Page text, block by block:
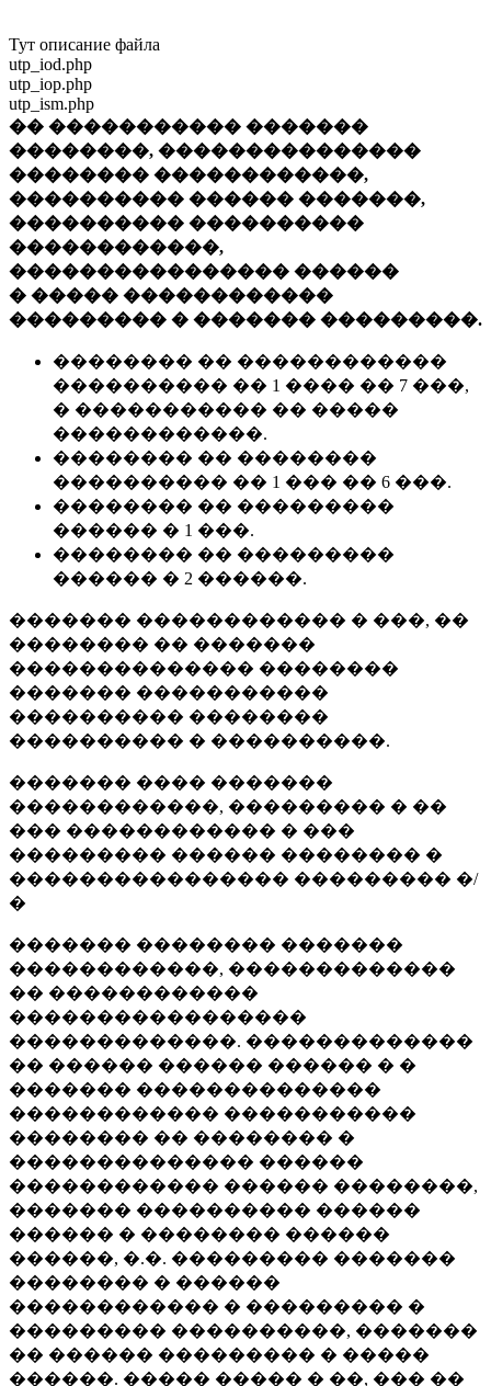
Тут описание файла
utp_iod.php
utp_iop.php
utp_ism.php
�� ����������� �������
��������, ���������������
�������� ������������,
���������� ������ �������,
���������� ����������
������������,
���������������� ������
� ����� ������������
��������� � ������� ���������.
�������� �� ������������
���������� �� 1 ���� �� 7 ���,
� ����������� �� �����
������������.
�������� �� ��������
���������� �� 1 ��� �� 6 ���.
�������� �� ���������
������ � 1 ���.
�������� �� ���������
������ � 2 ������.
������� ������������ � ���, ��
�������� �� �������
�������������� ��������
������� �����������
���������� ��������
���������� � ����������.
������� ���� �������
������������, ��������� � ��
��� ������������ � ���
��������� ������ �������� �
���������������� ��������� �/
�
������� �������� �������
������������, �������������
�� ������������
�����������������
�������������. �������������
�� ������ ������ ������ � �
������� ��������������
������������ �����������
�������� �� �������� �
�������������� ������
������������ ������ ��������,
������� ���������� ������
������ � �������� ������
������, �.�. ��������� �������
�������� � ������
������������ � ��������� �
��������� ����������, �������
�� ������ ��������� � �����
������. ����� ����� � ��, ��� ��